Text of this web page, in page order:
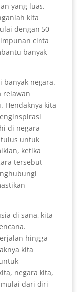
yang luas.
kita
dengan 50
cinta
banyak
banyak negara.
relawan
Hendaknya kita
di negara
untuk
ketika
tersebut
di sana, kita
hingga
kita
negara kita,
dari diri